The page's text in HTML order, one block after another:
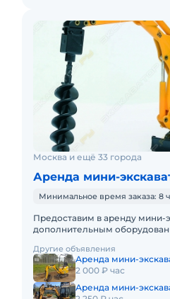
Москва и ещё 33 города
Аренда мини-
Минимальное время заказа: 8
Предоставим в аренду мини-
дополнительным
часов работы + 1 час
Другие объявления
Аренда мини-
2 000 ₽ час
Аренда мини-